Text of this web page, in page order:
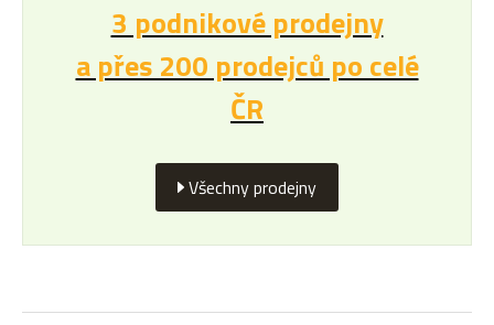
3 podnikové prodejny
a přes 200 prodejců po celé
ČR
Všechny prodejny